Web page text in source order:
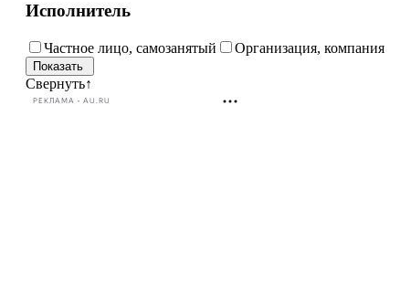
Исполнитель
Частное лицо, самозанятый Организация, компания
Свернуть↑
РЕКЛАМА • AU.RU